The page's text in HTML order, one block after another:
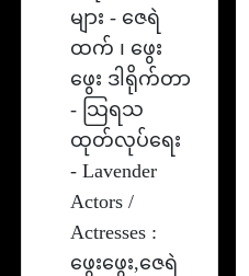
များ - ဇေရဲ
ထက် ၊ ဖွေး
ဖွေး ဒါရိုက်တာ
- သြရသ
ထုတ်လုပ်ရေး
- Lavender
Actors /
Actresses :
ဖွေးဖွေး,ဇေရဲ